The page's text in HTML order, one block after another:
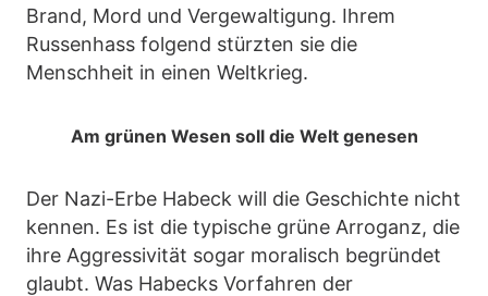
Brand, Mord und Vergewaltigung. Ihrem
Russenhass folgend stürzten sie die
Menschheit in einen Weltkrieg.
Am grünen Wesen soll die Welt genesen
Der Nazi-Erbe Habeck will die Geschichte nicht
kennen. Es ist die typische grüne Arroganz, die
ihre Aggressivität sogar moralisch begründet
glaubt. Was Habecks Vorfahren der